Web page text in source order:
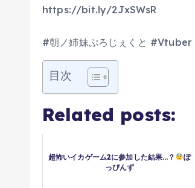
https://bit.ly/2JxSWsR
#朝ノ姉妹ぷろじぇくと
目次
Related posts:
超怖いイカゲーム2に参加した結果…？
ぽ
っぴんず